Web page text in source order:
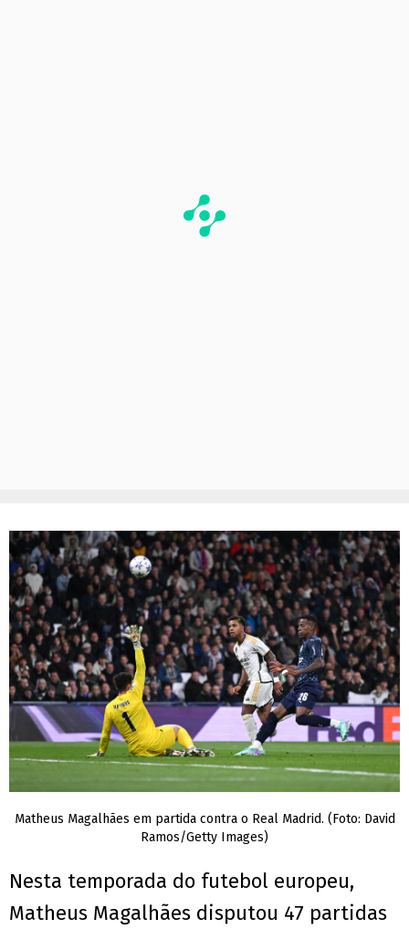
Matheus Magalhães em partida contra o Real Madrid. (Foto: David
Ramos/Getty Images)
Nesta temporada do futebol europeu,
Matheus Magalhães disputou 47 partidas